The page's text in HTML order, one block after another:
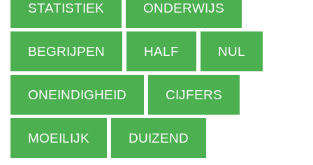
STATISTIEK ONDERWIJS
BEGRIJPEN HALF NUL
ONEINDIGHEID CIJFERS
MOEILIJK DUIZEND